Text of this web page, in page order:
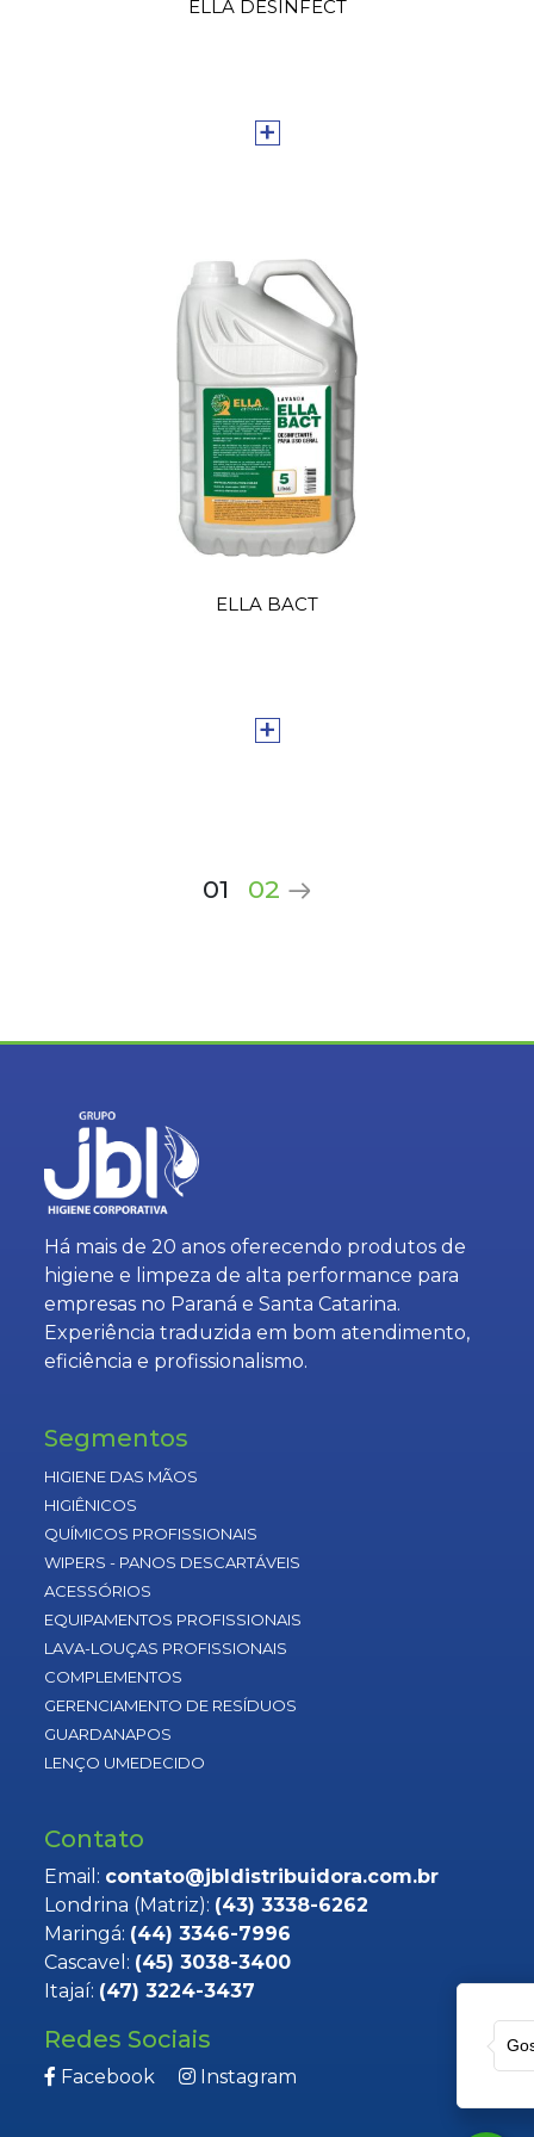
ELLA DESINFECT
+
ELLA BACT
+
01 02
Há mais de 20 anos oferecendo produtos de
higiene e limpeza de alta performance para
empresas no Paraná e Santa Catarina.
Experiência traduzida em bom atendimento,
eficiência e profissionalismo.
Segmentos
HIGIENE DAS MÃOS
HIGIÊNICOS
QUÍMICOS PROFISSIONAIS
WIPERS - PANOS DESCARTÁVEIS
ACESSÓRIOS
EQUIPAMENTOS PROFISSIONAIS
LAVA-LOUÇAS PROFISSIONAIS
COMPLEMENTOS
GERENCIAMENTO DE RESÍDUOS
GUARDANAPOS
LENÇO UMEDECIDO
Contato
Email: contato@jbldistribuidora.com.br
Londrina (Matriz): (43) 3338-6262
Maringá: (44) 3346-7996
Cascavel: (45) 3038-3400
Itajaí: (47) 3224-3437
Redes Sociais
Facebook Instagram